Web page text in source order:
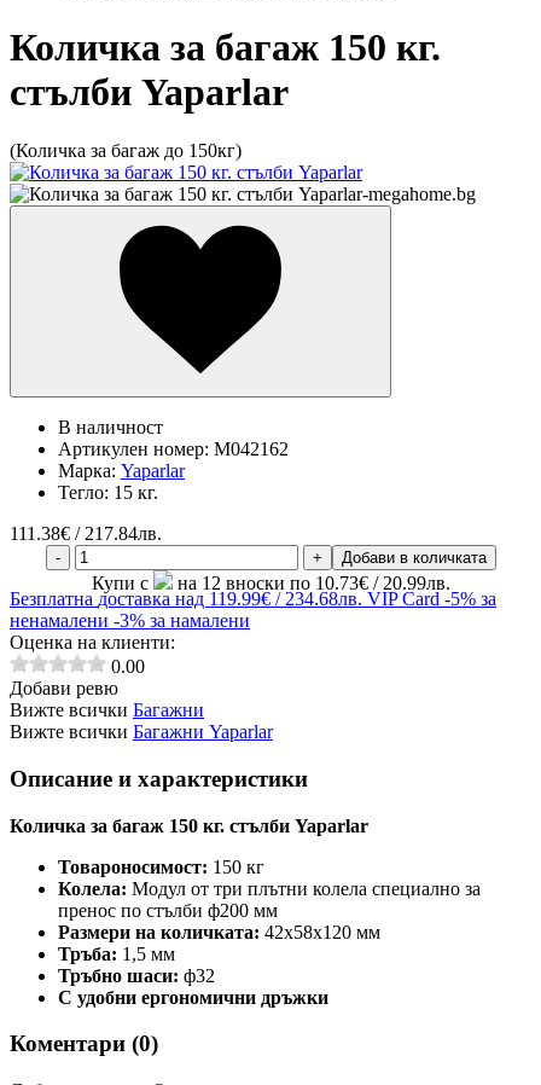
Количка за багаж 150 кг.
стълби Yaparlar
(Количка за багаж до 150кг)
В наличност
Артикулен номер: M042162
Марка: Yaparlar
Тегло: 15 кг.
111.38€ / 217.84лв.
- + Добави в количката
Купи с на 12 вноски по 10.73€ / 20.99лв.
Безплатна доставка над 119.99€ / 234.68лв. VIP Card -5% за
ненамалени -3% за намалени
Оценка на клиенти:
0.00
Добави ревю
Вижте всички Багажни
Вижте всички Багажни Yaparlar
Описание и характеристики
Количка за багаж 150 кг. стълби Yaparlar
Товароносимост: 150 кг
Колела: Модул от три плътни колела специално за
пренос по стълби ф200 мм
Размери на количката: 42x58x120 мм
Тръба: 1,5 мм
Тръбно шаси: ф32
С удобни ергономични дръжки
Коментари (0)